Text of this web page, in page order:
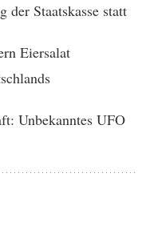
der Staatskasse statt
Eiersalat
Unbekanntes UFO